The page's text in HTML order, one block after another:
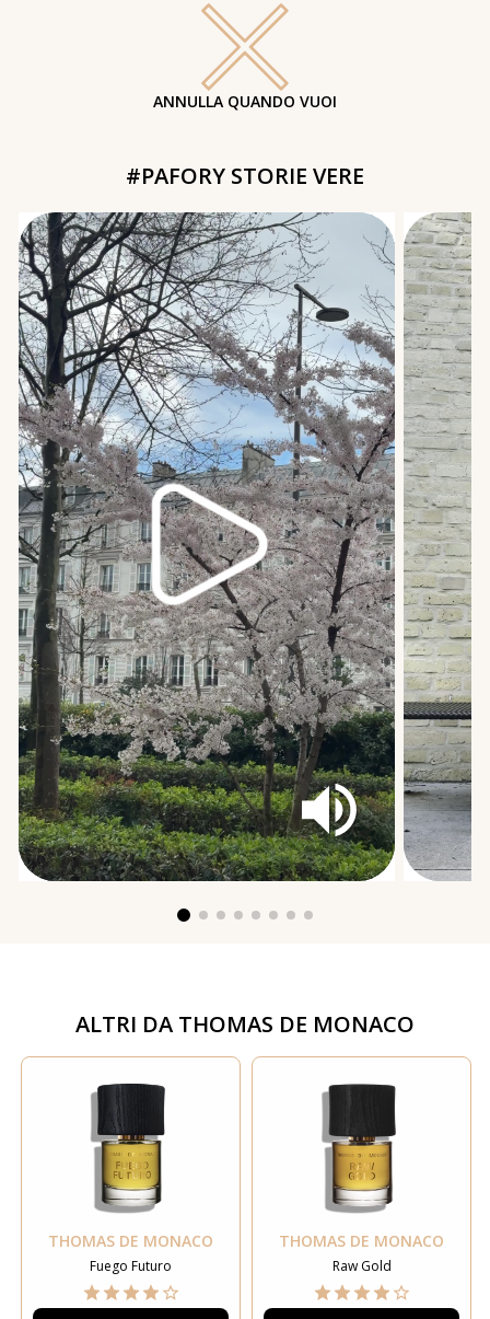
ANNULLA QUANDO VUOI
#PAFORY STORIE VERE
ALTRI DA THOMAS DE MONACO
THOMAS DE MONACO
Fuego Futuro
THOMAS DE MONACO
Raw Gold